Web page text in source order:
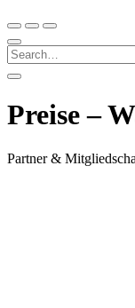
Preise –
Partner &